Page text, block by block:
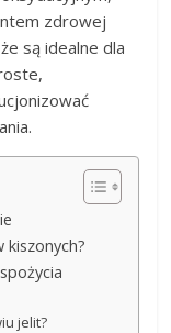
zdrowej
są idealne dla
kiszonych?
jelit?